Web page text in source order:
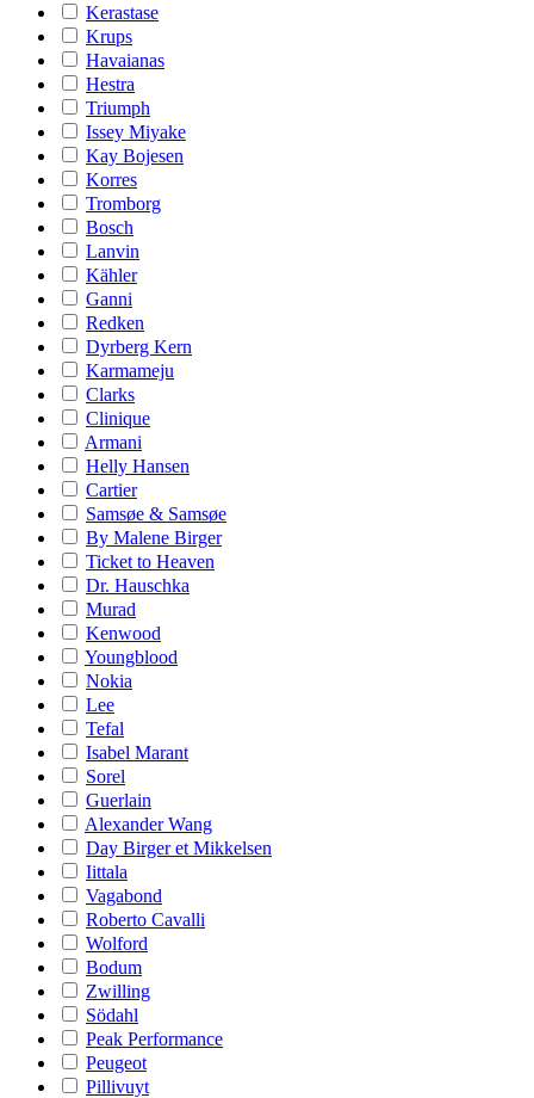
Kerastase
Krups
Havaianas
Hestra
Triumph
Issey Miyake
Kay Bojesen
Korres
Tromborg
Bosch
Lanvin
Kähler
Ganni
Redken
Dyrberg Kern
Karmameju
Clarks
Clinique
Armani
Helly Hansen
Cartier
Samsøe & Samsøe
By Malene Birger
Ticket to Heaven
Dr. Hauschka
Murad
Kenwood
Youngblood
Nokia
Lee
Tefal
Isabel Marant
Sorel
Guerlain
Alexander Wang
Day Birger et Mikkelsen
Iittala
Vagabond
Roberto Cavalli
Wolford
Bodum
Zwilling
Södahl
Peak Performance
Peugeot
Pillivuyt